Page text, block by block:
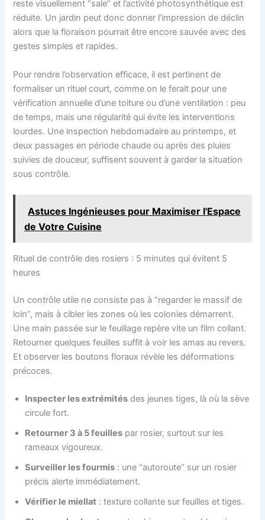
reste visuellement “sale” et l’activité photosynthétique est
réduite. Un jardin peut donc donner l’impression de déclin
alors que la floraison pourrait être encore sauvée avec des
gestes simples et rapides.
Pour rendre l’observation efficace, il est pertinent de
formaliser un rituel court, comme on le ferait pour une
vérification annuelle d’une toiture ou d’une ventilation : peu
de temps, mais une régularité qui évite les interventions
lourdes. Une inspection hebdomadaire au printemps, et
deux passages en période chaude ou après des pluies
suivies de douceur, suffisent souvent à garder la situation
sous contrôle.
Astuces Ingénieuses pour Maximiser l'Espace
de Votre Cuisine
Rituel de contrôle des rosiers : 5 minutes qui évitent 5
heures
Un contrôle utile ne consiste pas à “regarder le massif de
loin”, mais à cibler les zones où les colonies démarrent.
Une main passée sur le feuillage repère vite un film collant.
Retourner quelques feuilles suffit à voir les amas au revers.
Et observer les boutons floraux révèle les déformations
précoces.
Inspecter les extrémités des jeunes tiges, là où la sève
circule fort.
Retourner 3 à 5 feuilles par rosier, surtout sur les
rameaux vigoureux.
Surveiller les fourmis : une “autoroute” sur un rosier
précis alerte immédiatement.
Vérifier le miellat : texture collante sur feuilles et tiges.